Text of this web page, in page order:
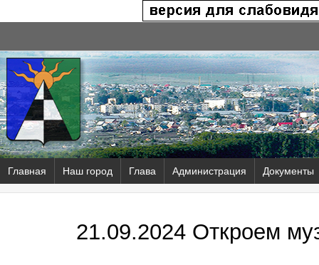
Главная Наш город Глава Администрация Документы
21.09.2024 Откроем